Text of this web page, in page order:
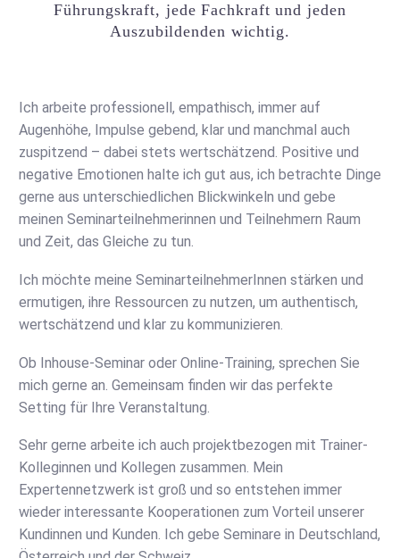
Führungskraft, jede Fachkraft und jeden
Auszubildenden wichtig.
Ich arbeite professionell, empathisch, immer auf
Augenhöhe, Impulse gebend, klar und manchmal auch
zuspitzend – dabei stets wertschätzend. Positive und
negative Emotionen halte ich gut aus, ich betrachte Dinge
gerne aus unterschiedlichen Blickwinkeln und gebe
meinen Seminarteilnehmerinnen und Teilnehmern Raum
und Zeit, das Gleiche zu tun.
Ich möchte meine SeminarteilnehmerInnen stärken und
ermutigen, ihre Ressourcen zu nutzen, um authentisch,
wertschätzend und klar zu kommunizieren.
Ob Inhouse-Seminar oder Online-Training, sprechen Sie
mich gerne an. Gemeinsam finden wir das perfekte
Setting für Ihre Veranstaltung.
Sehr gerne arbeite ich auch projektbezogen mit Trainer-
Kolleginnen und Kollegen zusammen. Mein
Expertennetzwerk ist groß und so entstehen immer
wieder interessante Kooperationen zum Vorteil unserer
Kundinnen und Kunden. Ich gebe Seminare in Deutschland,